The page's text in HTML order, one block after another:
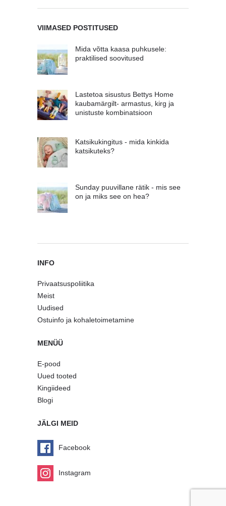
VIIMASED POSTITUSED
Mida võtta kaasa puhkusele:
praktilised soovitused
Lastetoa sisustus Bettys Home
kaubamärgilt- armastus, kirg ja
unistuste kombinatsioon
Katsikukingitus - mida kinkida
katsikuteks?
Sunday puuvillane rätik - mis see
on ja miks see on hea?
INFO
Privaatsuspoliitika
Meist
Uudised
Ostuinfo ja kohaletoimetamine
MENÜÜ
E-pood
Uued tooted
Kingiideed
Blogi
JÄLGI MEID
Facebook
Instagram